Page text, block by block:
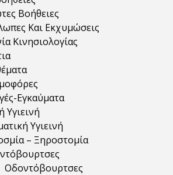
Βοήθειες
Και Εκχυμώσεις
Κινησιολογίας
Εγκαύματα
Υγιεινή
Υγιεινή
– Ξηροστομία
Οδοντόβουρτσες